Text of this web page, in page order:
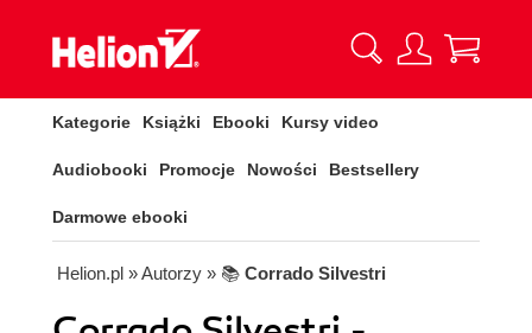
Kategorie Książki Ebooki Kursy video
Audiobooki Promocje Nowości Bestsellery
Darmowe ebooki
Helion.pl » Autorzy » 📚 Corrado Silvestri